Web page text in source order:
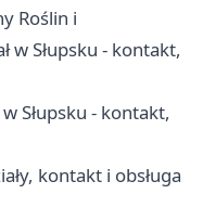
Roślin i
w Słupsku - kontakt,
Słupsku - kontakt,
kontakt i obsługa